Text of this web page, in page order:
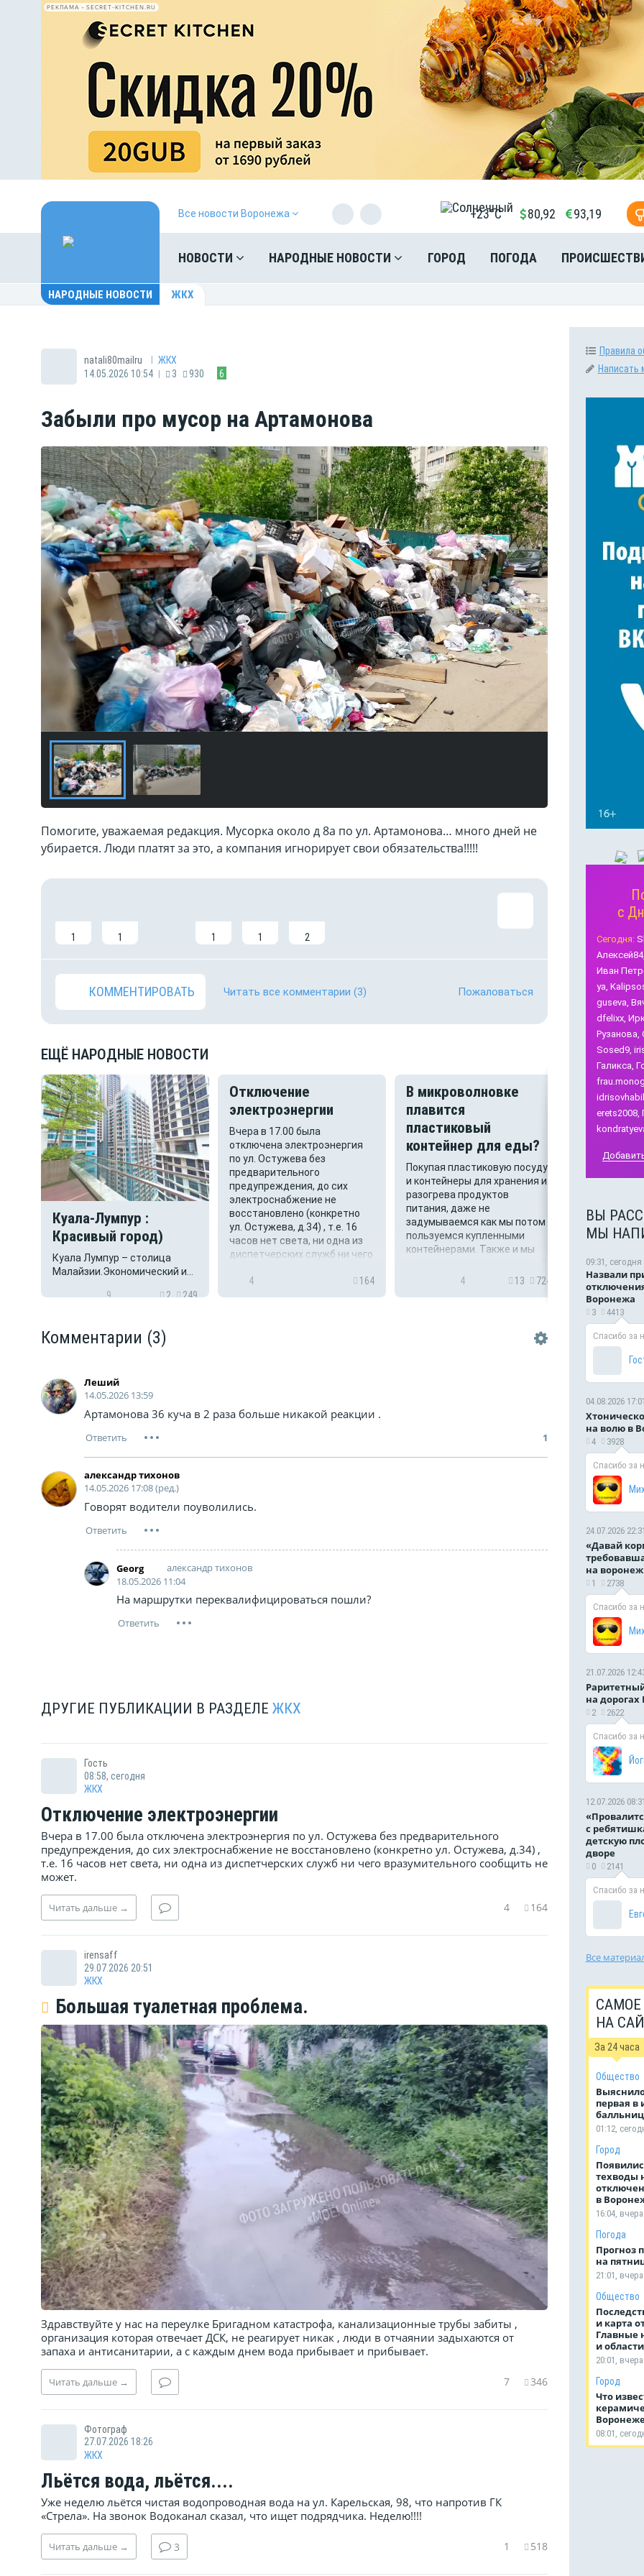
РЕКЛАМА • SECRET-KITCHEN.RU
Все новости Воронежа +23°C 80,92 93,19
НОВОСТИ НАРОДНЫЕ НОВОСТИ ГОРОД ПОГОДА
НАРОДНЫЕ НОВОСТИ ЖКХ
natali80mailru | ЖКХ
14.05.2026 10:54 | 3 930 6
Забыли про мусор на Артамонова
Помогите, уважаемая редакция. Мусорка около д 8а по ул. Артамонова… много дней не
убирается. Люди платят за это, а компания игнорирует свои обязательства!!!!!
1 1 1 1 2
КОММЕНТИРОВАТЬ Читать все комментарии (3) Пожаловаться
ЕЩЁ НАРОДНЫЕ НОВОСТИ
Куала-Лумпур :
Красивый город)
Куала Лумпур – столица
Малайзии.Экономический и
окружен тропическими
Китайского моря… Туристы
9 2 249
Отключение
электроэнергии
Вчера в 17.00 была
отключена электроэнергия
по ул. Остужева без
предварительного
предупреждения, до сих
электроснабжение не
восстановлено (конкретно
ул. Остужева, д.34) , т.е. 16
часов нет света, ни одна из
диспетчерских служб ни чего
не может.
4 164
В микроволновке
плавится
пластиковый
контейнер для еды?
Покупая пластиковую посуду
и контейнеры для хранения и
разогрева продуктов
питания, даже не
задумываемся как мы потом
пользуемся купленными
контейнерами. Также и мы
контейнер, на дне которой
4 13 724
Уважаемые
безобразия!
заборы у
Деньги за
12
Комментарии (3)
Леший
14.05.2026 13:59
Артамонова 36 куча в 2 раза больше никакой реакции .
1
александр тихонов
14.05.2026 17:08 (ред.)
Говорят водители поуволились.
Georg
александр тихонов
18.05.2026 11:04
На маршрутки переквалифицироваться пошли?
ДРУГИЕ ПУБЛИКАЦИИ В РАЗДЕЛЕ ЖКХ
Гость
08:58, сегодня
ЖКХ
Отключение электроэнергии
Вчера в 17.00 была отключена электроэнергия по ул. Остужева без предварительного
предупреждения, до сих электроснабжение не восстановлено (конкретно ул. Остужева, д.34) ,
т.е. 16 часов нет света, ни одна из диспетчерских служб ни чего вразумительного сообщить не
может.
Читать дальше → 4 164
irensaff
29.07.2026 20:51
ЖКХ
Большая туалетная проблема.
Здравствуйте у нас на переулке Бригадном катастрофа, канализационные трубы забиты ,
организация которая отвечает ДСК, не реагирует никак , люди в отчаянии задыхаются от
запаха и антисанитарии, а с каждым днем вода прибывает и прибывает.
Читать дальше → 7 346
Фотограф
27.07.2026 18:26
ЖКХ
Льётся вода, льётся....
Уже неделю льётся чистая водопроводная вода на ул. Карельская, 98, что напротив ГК
«Стрела». На звонок Водоканал сказал, что ищет подрядчика. Неделю!!!!
Читать дальше → 3 1 518
Правила
Написать
с
Сегодня:
Алексей84,
Иван
ya,
guseva,
dfelixx,
Рузанова,
Sosed9,
Галикса,
erets2008,
ВЫ
МЫ
09:31, сегодня
Назвали
Воронежа
3 4413
Спасибо за
04.08.2026 17:01
на волю в
4 3928
Спасибо за
24.07.2026 22:31
«Давай
на
1 2738
Спасибо за
21.07.2026
на
2 2622
Спасибо за
12.07.2026 08:31
с
детскую
дворе
0 2141
Спасибо за
Все
НА
За 24 часа
Общество
первая в
01:12,
Город
техводы
в
16:04, вчера
Погода
Прогноз
на
21:01, вчера
Общество
и карта
Главные
и
20:01, вчера
Город
Что
08:01,